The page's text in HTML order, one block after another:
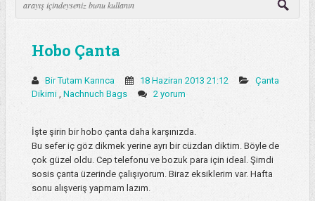
Hobo Çanta
Bir Tutam Karınca 18 Haziran 2013 21:12
Çanta
Dikimi Nachnuch Bags 2 yorum
İşte şirin bir hobo çanta daha karşınızda.
Bu sefer iç göz dikmek yerine ayrı bir cüzdan diktim. Böyle de
çok güzel oldu. Cep telefonu ve bozuk para için ideal. Şimdi
sosis çanta üzerinde çalışıyorum. Biraz eksiklerim var. Hafta
sonu alışveriş yapmam lazım.